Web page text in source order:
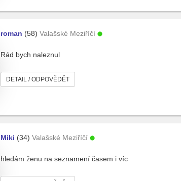
roman (58) Valašské Meziříčí
Rád bych naleznul
DETAIL / ODPOVĚDĚT
Miki (34) Valašské Meziříčí
hledám ženu na seznamení časem i víc